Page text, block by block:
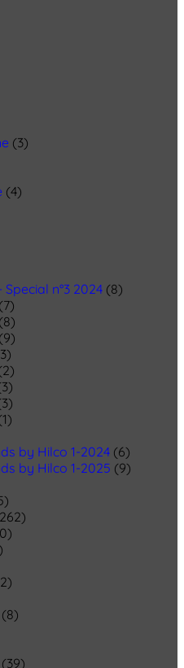
(3)
(4)
n°3 2024 (8)
(7)
(8)
(9)
by Hilco 1-2024 (6)
by Hilco 1-2025 (9)
(8)
(39)